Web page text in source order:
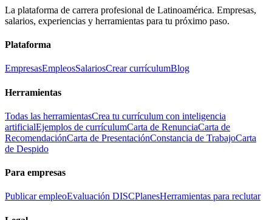
La plataforma de carrera profesional de Latinoamérica. Empresas,
salarios, experiencias y herramientas para tu próximo paso.
Plataforma
EmpresasEmpleosSalariosCrear currículumBlog
Herramientas
Todas las herramientasCrea tu currículum con inteligencia
artificialEjemplos de currículumCarta de RenunciaCarta de
RecomendaciónCarta de PresentaciónConstancia de TrabajoCarta
de Despido
Para empresas
Publicar empleoEvaluación DISCPlanesHerramientas para reclutar